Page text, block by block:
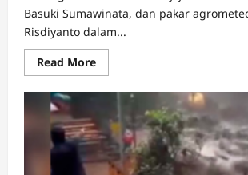
Basuki Sumawinata, dan pakar
Risdiyanto dalam...
Read MoreRead
more
Ini
Ilmiah
IPB
terkait
Banjir
Bandang